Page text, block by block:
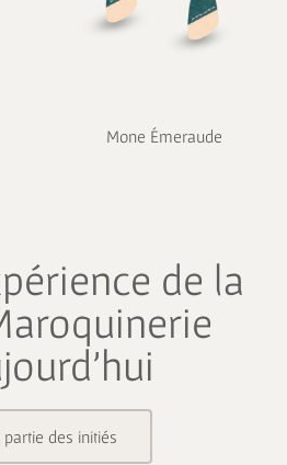
Mone Émeraude
de la
partie des initiés